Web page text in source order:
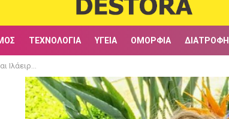
ΤΕΧΝΟΛΟΓΊΑ ΥΓΕΊΑ ΟΜΟΡΦΙΆ ΔΙΑΤΡΟΦΉ
τα φώτα της δημοσιότητας